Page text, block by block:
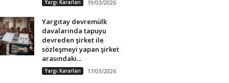
Yargı Kararları 19/03/2026
Yargıtay devremülk
davalarında tapuyu
devreden şirket ile
sözleşmeyi yapan şirket
arasındaki...
Yargı Kararları 17/03/2026